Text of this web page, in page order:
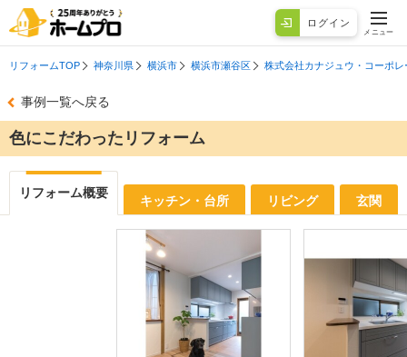
ログイン
メニュー
リフォームTOP 神奈川県 横浜市 横浜市瀬谷区 株式会社カナジュウ・コーポレ
事例一覧へ戻る
色にこだわったリフォーム
リフォーム概要
キッチン・台所 リビング 玄関